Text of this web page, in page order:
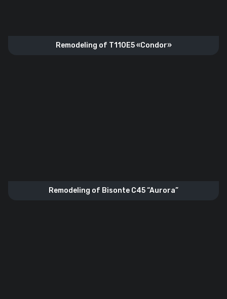
Remodeling of T110E5 «Condor»
Remodeling of Bisonte C45 “Aurora”